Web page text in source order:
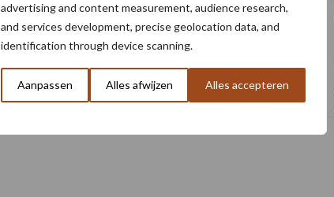
advertising and content measurement, audience research,
and services development, precise geolocation data, and
identification through device scanning.
Aanpassen Alles afwijzen Alles accepteren
Nieuwe compacte gedragen
pootcombinatie van AVR